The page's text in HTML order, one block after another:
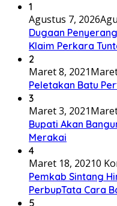
1
Agustus 7, 2026
Dugaan
Klaim Perkara
2
Maret 8, 2021
Peletakan Batu
3
Maret 3, 2021
Bupati Akan
Merakai
4
Maret 18, 20210
Pemkab Sintang
PerbupTata Cara
5